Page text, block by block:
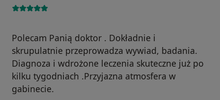
Polecam Panią doktor . Dokładnie i
skrupulatnie przeprowadza wywiad, badania.
Diagnoza i wdrożone leczenia skuteczne już po
kilku tygodniach .Przyjazna atmosfera w
gabinecie.